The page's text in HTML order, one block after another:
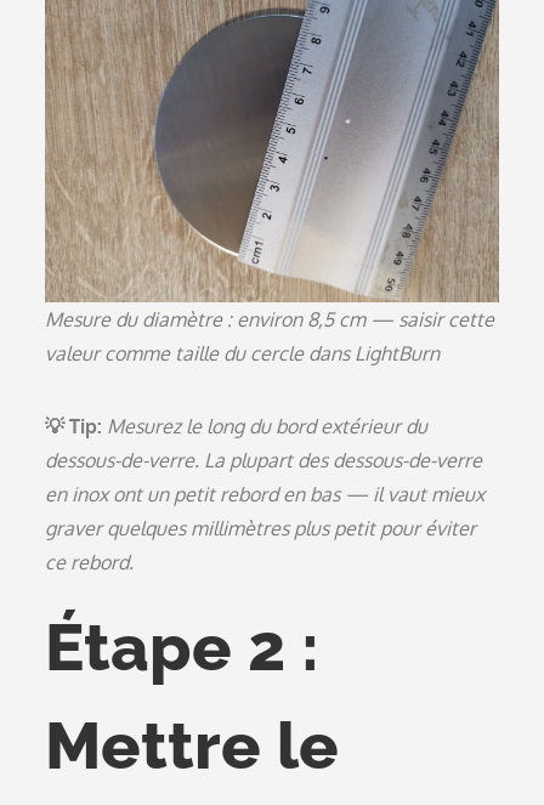
Mesure du diamètre : environ 8,5 cm — saisir cette
valeur comme taille du cercle dans LightBurn
💡 Tip: Mesurez le long du bord extérieur du
dessous-de-verre. La plupart des dessous-de-verre
en inox ont un petit rebord en bas — il vaut mieux
graver quelques millimètres plus petit pour éviter
ce rebord.
Étape 2 :
Mettre le